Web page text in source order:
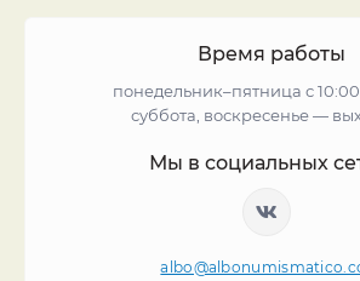
Время работы
понедельник–пятница с 10:00
суббота, воскресенье —
Мы в социальных